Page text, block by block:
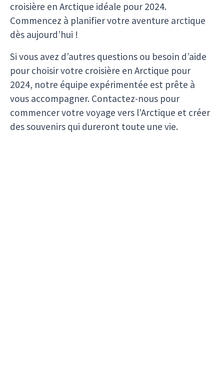
croisière en Arctique idéale pour 2024.
Commencez à planifier votre aventure arctique
dès aujourd’hui !
Si vous avez d’autres questions ou besoin d’aide
pour choisir votre croisière en Arctique pour
2024, notre équipe expérimentée est prête à
vous accompagner. Contactez-nous pour
commencer votre voyage vers l’Arctique et créer
des souvenirs qui dureront toute une vie.